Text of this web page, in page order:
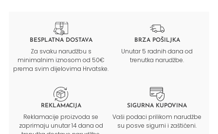
BESPLATNA DOSTAVA
Za svaku narudžbu s
minimalnim iznosom od 50€
prema svim dijelovima Hrvatske.
BRZA POŠILJKA
Unutar 5 radnih dana od
trenutka narudžbe.
REKLAMACIJA
Reklamacije proizvoda se
zaprimaju unutar 14 dana od
SIGURNA KUPOVINA
Vaši podaci prilikom narudžbe
su posve sigurni i zaštićeni.